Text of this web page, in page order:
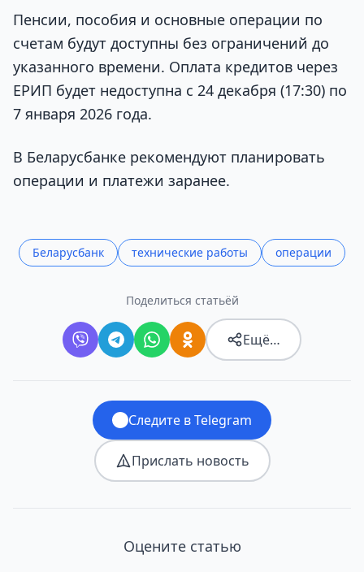
Пенсии, пособия и основные операции по
счетам будут доступны без ограничений до
указанного времени. Оплата кредитов через
ЕРИП будет недоступна с 24 декабря (17:30) по
7 января 2026 года.
В Беларусбанке рекомендуют планировать
операции и платежи заранее.
Беларусбанк технические работы операции
Поделиться статьёй
Ещё…
Следите в Telegram
Прислать новость
Оцените статью